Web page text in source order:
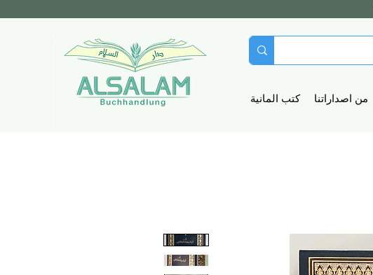
كتب المانية من اصداراتنا